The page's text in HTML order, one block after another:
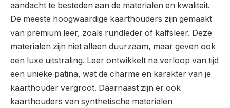
aandacht te besteden aan de materialen en kwaliteit.
De meeste hoogwaardige kaarthouders zijn gemaakt
van premium leer, zoals rundleder of kalfsleer. Deze
materialen zijn niet alleen duurzaam, maar geven ook
een luxe uitstraling. Leer ontwikkelt na verloop van tijd
een unieke patina, wat de charme en karakter van je
kaarthouder vergroot. Daarnaast zijn er ook
kaarthouders van synthetische materialen